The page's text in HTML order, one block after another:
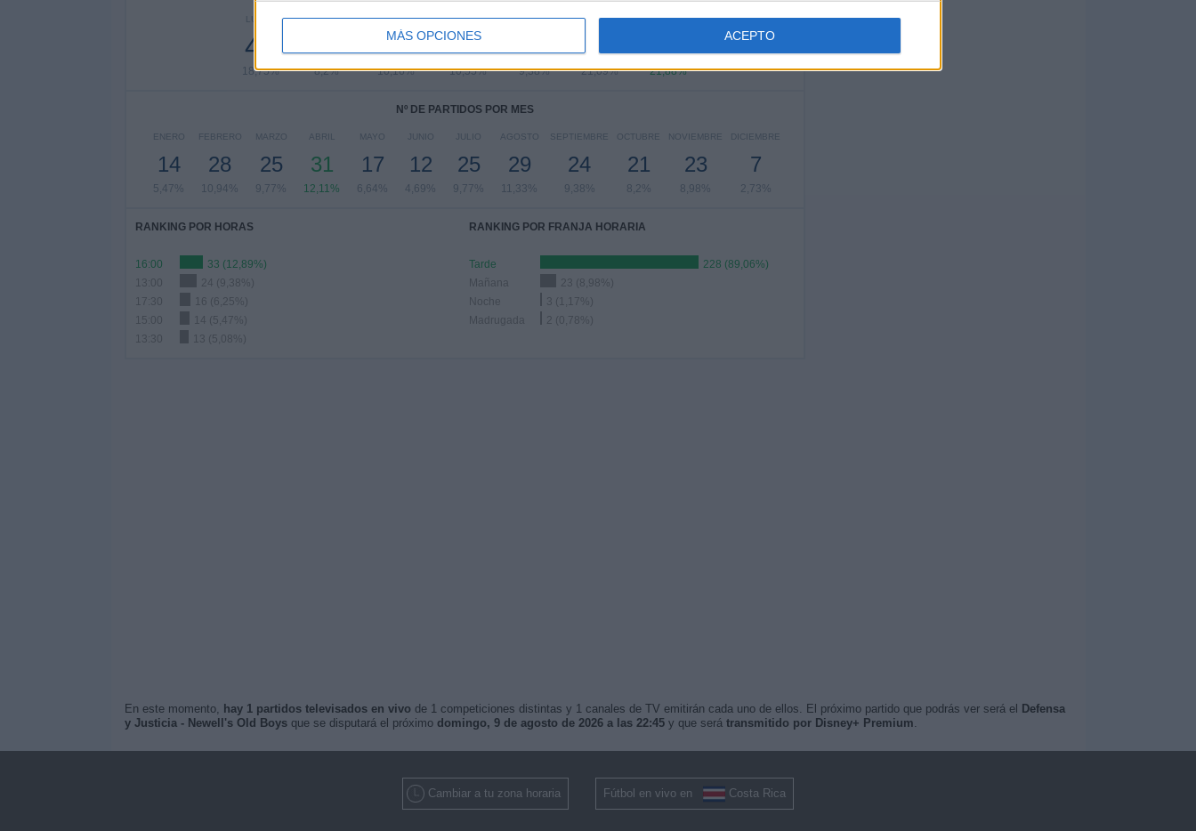
MÁS OPCIONES ACEPTO
LUNES
48
18,75%
MARTES
21
8,2%
MIÉRCOLES
26
10,16%
JUEVES
27
10,55%
VIERNES
24
9,38%
SÁBADO
54
21,09%
DOMINGO
56
21,88%
Nº DE PARTIDOS POR MES
ENERO
14
5,47%
FEBRERO
28
10,94%
MARZO
25
9,77%
ABRIL
31
12,11%
MAYO
17
6,64%
JUNIO
12
4,69%
JULIO
25
9,77%
AGOSTO
29
11,33%
SEPTIEMBRE
24
9,38%
OCTUBRE
21
8,2%
NOVIEMBRE
23
8,98%
DICIEMBRE
7
2,73%
RANKING POR HORAS
16:00
33 (12,89%)
13:00
24 (9,38%)
17:30
16 (6,25%)
15:00
14 (5,47%)
13:30
13 (5,08%)
RANKING POR FRANJA HORARIA
Tarde
228 (89,06%)
Mañana
23 (8,98%)
Noche
3 (1,17%)
Madrugada
2 (0,78%)
En este momento, hay 1 partidos televisados en vivo de 1 competiciones distintas y 1 canales de TV emitirán cada uno de ellos. El próximo partido que podrás ver será el
Defensa
y Justicia - Newell's Old Boysque se disputará el próximo domingo, 9 de agosto de 2026 a las 22:45y que será transmitido por Disney+ Premium.
Cambiar a tu zona horaria Fútbol en vivo en Costa Rica